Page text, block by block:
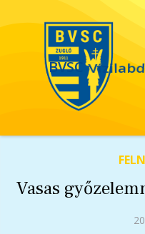
BVSC
Vasas